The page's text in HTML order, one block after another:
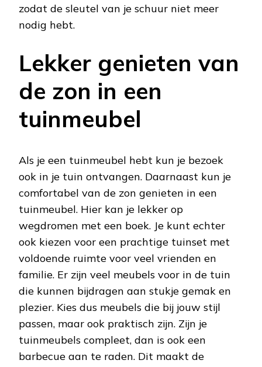
zodat de sleutel van je schuur niet meer
nodig hebt.
Lekker genieten van
de zon in een
tuinmeubel
Als je een tuinmeubel hebt kun je bezoek
ook in je tuin ontvangen. Daarnaast kun je
comfortabel van de zon genieten in een
tuinmeubel. Hier kan je lekker op
wegdromen met een boek. Je kunt echter
ook kiezen voor een prachtige tuinset met
voldoende ruimte voor veel vrienden en
familie. Er zijn veel meubels voor in de tuin
die kunnen bijdragen aan stukje gemak en
plezier. Kies dus meubels die bij jouw stijl
passen, maar ook praktisch zijn. Zijn je
tuinmeubels compleet, dan is ook een
barbecue aan te raden. Dit maakt de